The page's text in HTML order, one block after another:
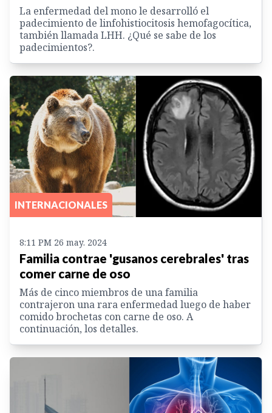
La enfermedad del mono le desarrolló el
padecimiento de linfohistiocitosis hemofagocítica,
también llamada LHH. ¿Qué se sabe de los
padecimientos?.
INTERNACIONALES
8:11 PM 26 may. 2024
Familia contrae 'gusanos cerebrales' tras
comer carne de oso
Más de cinco miembros de una familia
contrajeron una rara enfermedad luego de haber
comido brochetas con carne de oso. A
continuación, los detalles.